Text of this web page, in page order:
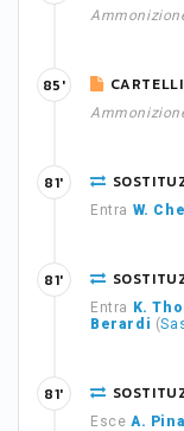
85'
Entra W.
81'
Entra K.
Berardi (
81'
Esce A.
81'